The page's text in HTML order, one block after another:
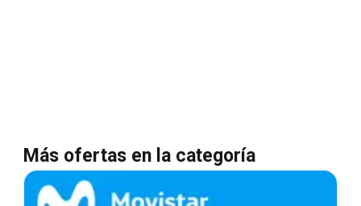
Más ofertas en la categoría